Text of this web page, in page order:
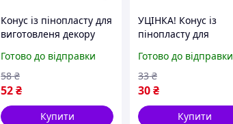
Конус із пінопласту для
виготовленя декору
Готово до відправки
52₴
58 ₴
Купити
УЦІНКА! Конус із
пінопласту для
Bambi 220117-UC
25х10х10 см
Готово до відправки
30₴
33 ₴
Купити